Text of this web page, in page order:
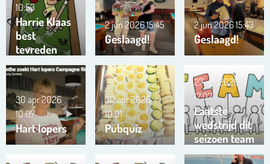
Harrie Klaas
best
tevreden
10:53
Geslaagd!
2 jun 202615:45
Geslaagd!
2 jun 202615:43
Hart lopers
30 apr 2026
10:07
Pubquiz
30 apr 2026
10:01
Laatste
wedstrijd dit
seizoen team
Trianta 01
27 apr 2026
17:07